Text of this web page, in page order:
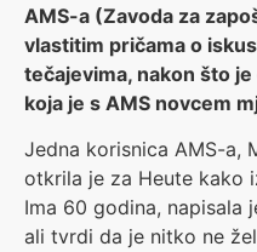
AMS-a (Zavoda za
vlastitim pričama o
tečajevima, nakon što
koja je s AMS novcem
Jedna korisnica AMS-a,
otkrila je za Heute kako
Ima 60 godina, napisala
ali tvrdi da je nitko ne